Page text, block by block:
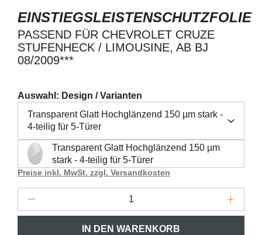
EINSTIEGSLEISTENSCHUTZFOLIE
PASSEND FÜR CHEVROLET CRUZE
STUFENHECK / LIMOUSINE, AB BJ
08/2009***
Auswahl: Design / Varianten
Transparent Glatt Hochglänzend 150 µm stark -
4-teilig für 5-Türer
Transparent Glatt Hochglänzend 150 µm
stark - 4-teilig für 5-Türer
Transparent Glatt Hochglänzend 150 µm stark - 4-teilig
Regulärer Preis:
24,90 €
Preise inkl. MwSt. zzgl. Versandkosten
Produkt Anzahl: Gib den gewünschten
IN DEN WARENKORB